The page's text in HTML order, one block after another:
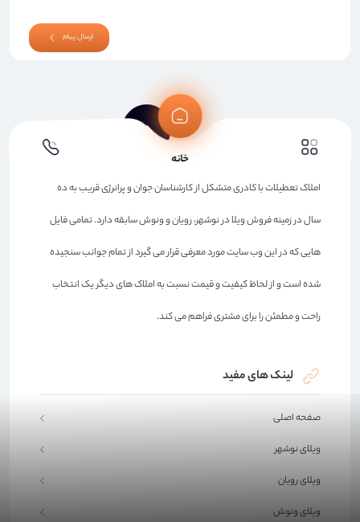
ارسال پیام
املاک تعطیلات با کادری متشکل از کارشناسان جوان و پرانرژی قریب به ده
سال در زمینه فروش ویلا در نوشهر، رویان و ونوش سابقه دارد. تمامی فایل
هایی که در این وب سایت مورد معرفی قرار می گیرد از تمام جوانب سنجیده
شده است و از لحاظ کیفیت و قیمت نسبت به املاک های دیگر یک انتخاب
راحت و مطمئن را برای مشتری فراهم می کند.
لینک های مفید
صفحه اصلی
ویلای نوشهر
ویلای رویان
ویلای ونوش
خانه